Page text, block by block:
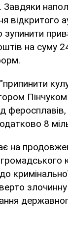
відкритого
на суму
8